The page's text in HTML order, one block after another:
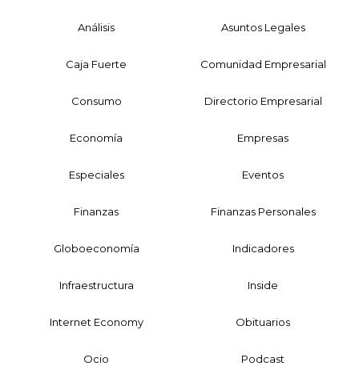
Análisis Asuntos Legales
Caja Fuerte Comunidad Empresarial
Consumo Directorio Empresarial
Economía Empresas
Especiales Eventos
Finanzas Finanzas Personales
Globoeconomía Indicadores
Infraestructura Inside
Internet Economy Obituarios
Ocio Podcast